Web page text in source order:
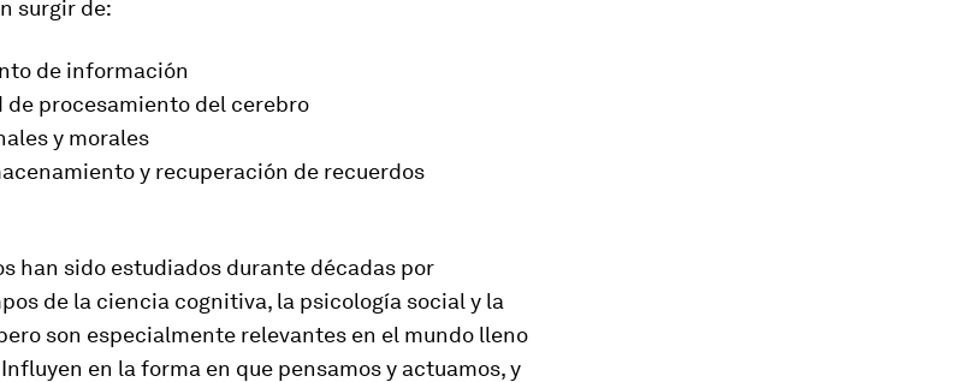
surgir de:
de información
procesamiento del cerebro
y morales
y recuperación de recuerdos
han sido estudiados durante décadas por
de la ciencia cognitiva, la psicología social y la
son especialmente relevantes en el mundo lleno
en la forma en que pensamos y actuamos, y